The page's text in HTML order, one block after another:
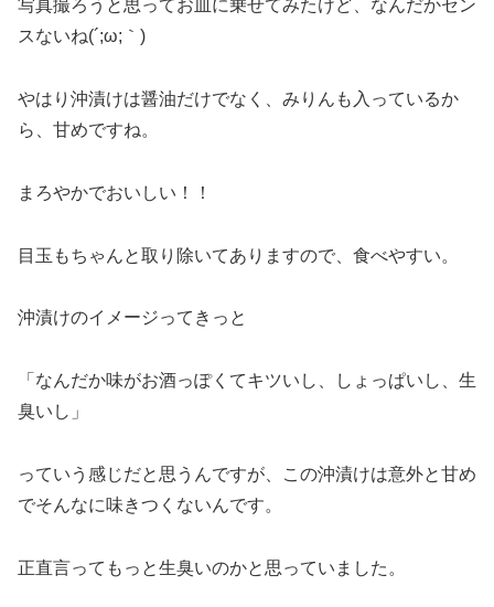
写真撮ろうと思ってお皿に乗せてみたけど、なんだかセン
スないね(´;ω;｀)
やはり沖漬けは醤油だけでなく、みりんも入っているか
ら、甘めですね。
まろやかでおいしい！！
目玉もちゃんと取り除いてありますので、食べやすい。
沖漬けのイメージってきっと
「なんだか味がお酒っぽくてキツいし、しょっぱいし、生
臭いし」
っていう感じだと思うんですが、この沖漬けは意外と甘め
でそんなに味きつくないんです。
正直言ってもっと生臭いのかと思っていました。